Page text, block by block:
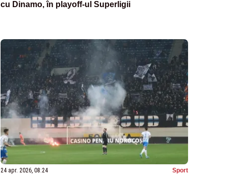
cu Dinamo, în playoff-ul Superligii
24 apr. 2026, 08:24 Sport